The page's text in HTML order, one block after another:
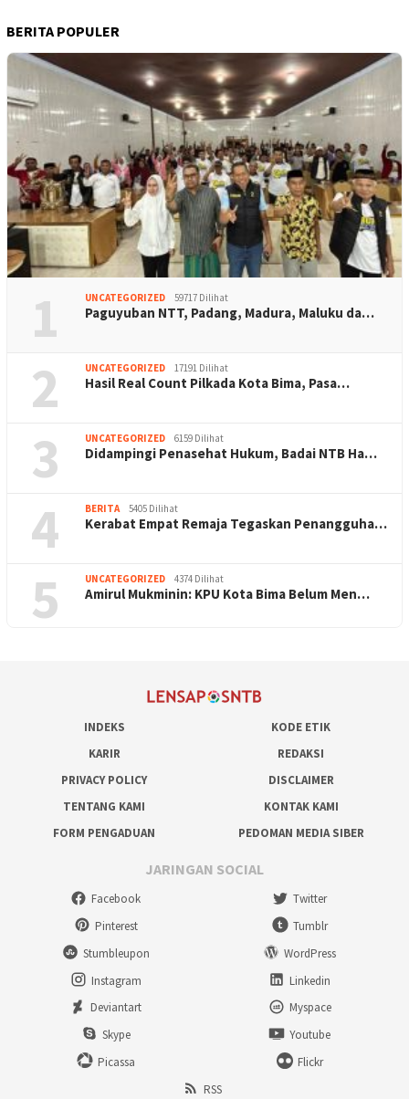
BERITA POPULER
1 UNCATEGORIZED 59717 Dilihat
Paguyuban NTT, Padang, Madura, Maluku da…
2 UNCATEGORIZED 17191 Dilihat
Hasil Real Count Pilkada Kota Bima, Pasa…
3 UNCATEGORIZED 6159 Dilihat
Didampingi Penasehat Hukum, Badai NTB Ha…
4 BERITA 5405 Dilihat
Kerabat Empat Remaja Tegaskan Penangguha…
5 UNCATEGORIZED 4374 Dilihat
Amirul Mukminin: KPU Kota Bima Belum Men…
INDEKS
KODE ETIK
KARIR
REDAKSI
PRIVACY POLICY
DISCLAIMER
TENTANG KAMI
KONTAK KAMI
FORM PENGADUAN
PEDOMAN MEDIA SIBER
JARINGAN SOCIAL
Facebook
Twitter
Pinterest
Tumblr
Stumbleupon
WordPress
Instagram
Linkedin
Deviantart
Myspace
Skype
Youtube
Picassa
Flickr
RSS